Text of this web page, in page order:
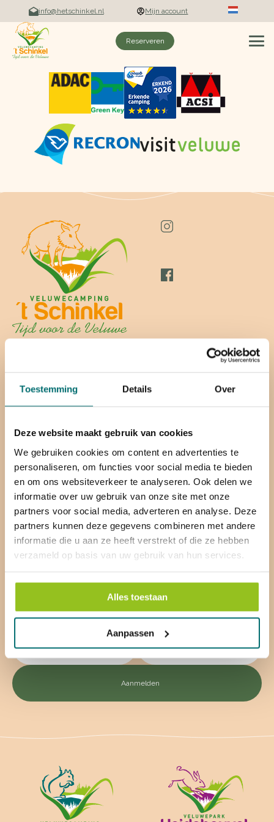
Toestemming Details Over
Deze website maakt gebruik van cookies
We gebruiken cookies om content en advertenties te
personaliseren, om functies voor social media te bieden
en om ons websiteverkeer te analyseren. Ook delen we
informatie over uw gebruik van onze site met onze
partners voor social media, adverteren en analyse. Deze
partners kunnen deze gegevens combineren met andere
informatie die u aan ze heeft verstrekt of die ze hebben
verzameld op basis van uw gebruik van hun services.
Alles toestaan
Aanpassen
info@hetschinkel.nl Mijn account
Reserveren
Miggelenbergweg 60,
7351 BP Hoenderloo
info@hetschinkel.nl
Plan route
Meld je aan voor onze nieuwsbrief: